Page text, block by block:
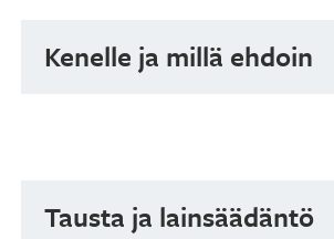
Kenelle ja millä ehdoin
Seuraavissa tilanteissa rekisteröinti ei ole
Tausta ja lainsäädäntö